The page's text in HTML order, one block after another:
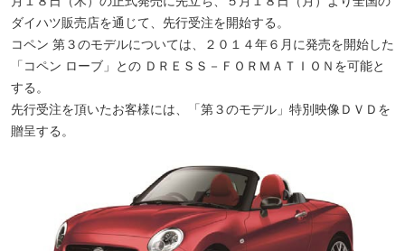
ダイハツ販売店を通じて、先行受注を開始する。
コペン 第３のモデルについては、２０１４年６月に発売を開始した
「コペン ローブ」との ＤＲＥＳＳ－ＦＯＲＭＡＴＩＯＮを可能と
する。
先行受注を頂いたお客様には、「第３のモデル」特別映像ＤＶＤを
贈呈する。